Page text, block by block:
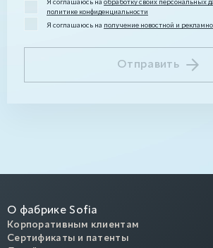
Я соглашаюсь на обработку своих персональных
политике конфиденциальности
Я соглашаюсь на получение новостной и
Отправить
О фабрике Sofia
Корпоративным клиентам
Сертификаты и патенты